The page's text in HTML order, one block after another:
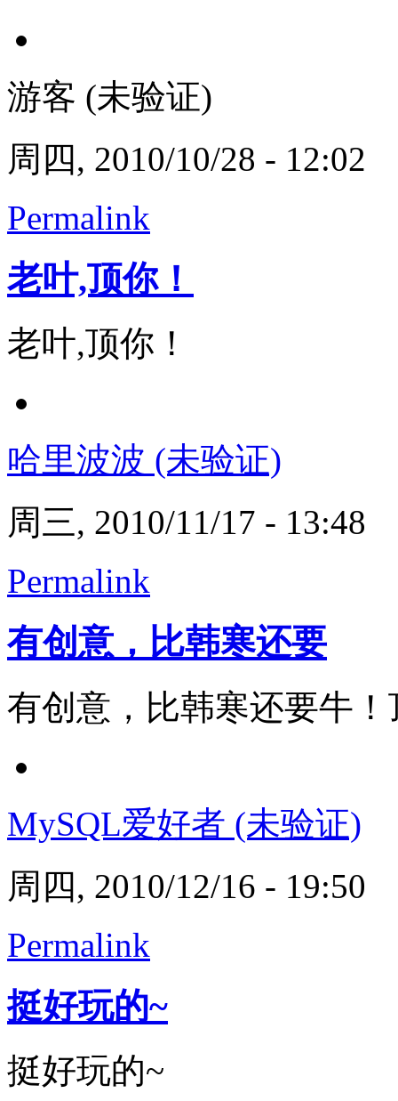
游客 (未验证)
周四, 2010/10/28 - 12:02
Permalink
老叶,顶你！
老叶,顶你！
哈里波波 (未验证)
周三, 2010/11/17 - 13:48
Permalink
有创意，比韩寒还要
有创意，比韩寒还要牛
MySQL爱好者 (未验证)
周四, 2010/12/16 - 19:50
Permalink
挺好玩的~
挺好玩的~